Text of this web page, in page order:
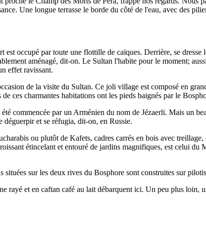
Une longue terrasse le borde du côté de l'eau, avec des
occupé par toute une flottille de caïques. Derrière, se
aménagé, dit-on. Le Sultan l'habite pour le moment;
effet ravissant.
de la visite du Sultan. Ce joli village est composé en
ces charmantes habitations ont les pieds baignés par le
commencée par un Arménien du nom de Jézaerli. Mais un
et se réfugia, dit-on, en Russie.
ou plutôt de Kafets, cadres carrés en bois avec
étincelant et entouré de jardins magnifiques, est celui du
sur les deux rives du Bosphore sont construites sur
et en caftan café au lait débarquent ici. Un peu plus loin,